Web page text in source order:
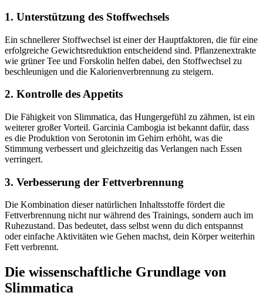
1. Unterstützung des Stoffwechsels
Ein schnellerer Stoffwechsel ist einer der Hauptfaktoren, die für eine
erfolgreiche Gewichtsreduktion entscheidend sind. Pflanzenextrakte
wie grüner Tee und Forskolin helfen dabei, den Stoffwechsel zu
beschleunigen und die Kalorienverbrennung zu steigern.
2. Kontrolle des Appetits
Die Fähigkeit von Slimmatica, das Hungergefühl zu zähmen, ist ein
weiterer großer Vorteil. Garcinia Cambogia ist bekannt dafür, dass
es die Produktion von Serotonin im Gehirn erhöht, was die
Stimmung verbessert und gleichzeitig das Verlangen nach Essen
verringert.
3. Verbesserung der Fettverbrennung
Die Kombination dieser natürlichen Inhaltsstoffe fördert die
Fettverbrennung nicht nur während des Trainings, sondern auch im
Ruhezustand. Das bedeutet, dass selbst wenn du dich entspannst
oder einfache Aktivitäten wie Gehen machst, dein Körper weiterhin
Fett verbrennt.
Die wissenschaftliche Grundlage von
Slimmatica